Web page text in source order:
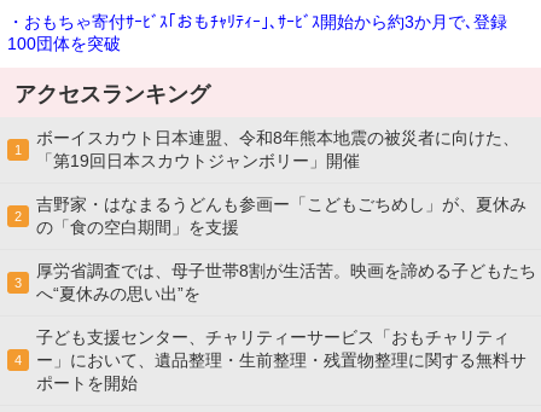
・おもちゃ寄付ｻｰﾋﾞｽ｢おもﾁｬﾘﾃｨｰ｣､ｻｰﾋﾞｽ開始から約3か月で､登録
100団体を突破
アクセスランキング
1
ボーイスカウト日本連盟、令和8年熊本地震の被災者に向けた、
「第19回日本スカウトジャンボリー」開催
2
吉野家・はなまるうどんも参画ー「こどもごちめし」が、夏休み
の「食の空白期間」を支援
3
厚労省調査では、母子世帯8割が生活苦。映画を諦める子どもたち
へ“夏休みの思い出”を
4
子ども支援センター、チャリティーサービス「おもチャリティ
ー」において、遺品整理・生前整理・残置物整理に関する無料サ
ポートを開始